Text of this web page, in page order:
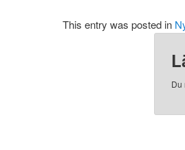
This entry was posted in
Du